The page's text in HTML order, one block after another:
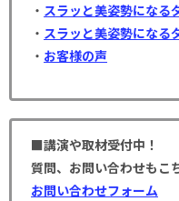
・ スラッと美姿勢になる
・ スラッと美姿勢になる
・ お客様の声
■講演や取材受付中！
質問、お問い合わせもこ
お問い合わせフォーム